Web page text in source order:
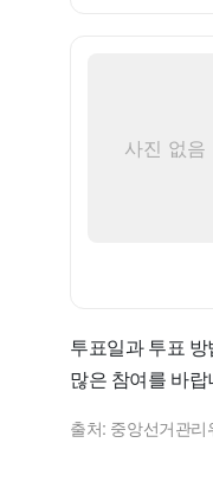
사진 없음
투표일과 투표
많은 참여를 바랍
출처: 중앙선거관